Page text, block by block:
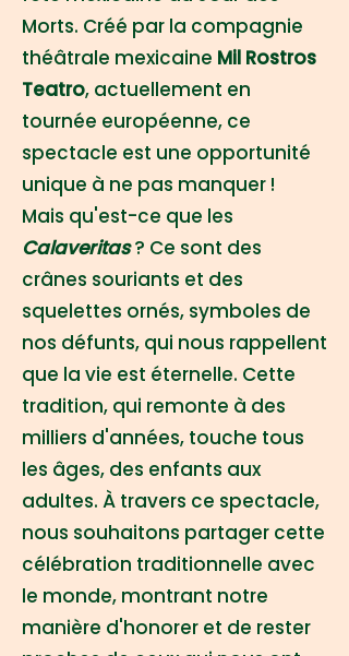
Morts. Créé par la compagnie
théâtrale mexicaine Mil Rostros
Teatro, actuellement en
tournée européenne, ce
spectacle est une opportunité
unique à ne pas manquer !
Mais qu'est-ce que les
Calaveritas? Ce sont des
crânes souriants et des
squelettes ornés, symboles de
nos défunts, qui nous rappellent
que la vie est éternelle. Cette
tradition, qui remonte à des
milliers d'années, touche tous
les âges, des enfants aux
adultes. À travers ce spectacle,
nous souhaitons partager cette
célébration traditionnelle avec
le monde, montrant notre
manière d'honorer et de rester